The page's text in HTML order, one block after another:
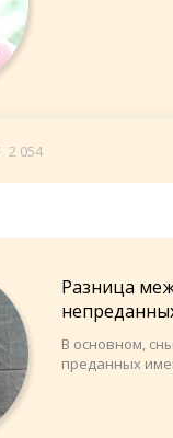
2 054
Разница
В основном,
преданных